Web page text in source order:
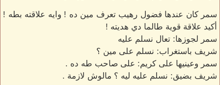
سمر كان عندها فضول رهيب تعرف مين ده ! وايه علاقته بطه !
أكيد علاقة قوية طالما دي هديته !
سمر لجوزها: تعال نسلم عليه
شريف باستغراب: نسلم على مين ؟
سمر وعينيها على كريم: على صاحب طه ده .
شريف بضيق: نسلم عليه ليه ؟ مالوش لازمة .